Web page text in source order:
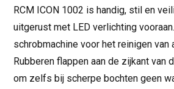
RCM ICON 1002 is handig, stil en
uitgerust met LED verlichting
schrobmachine voor het reinigen van
Rubberen flappen aan de zijkant van
om zelfs bij scherpe bochten geen